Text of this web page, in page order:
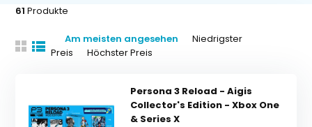
61 Produkte
Am meisten angesehen
Niedrigster
Preis
Höchster Preis
Persona 3 Reload - Aigis
Collector's Edition - Xbox One
& Series X